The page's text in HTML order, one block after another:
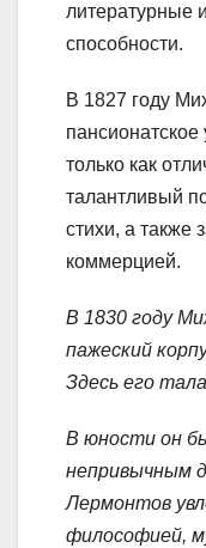
литературные
способности.
В 1827 году
только как
талантливый
стихи, а также
коммерцией.
В 1830 году
пажеский
Здесь его
В юности он
непривычным
Лермонтов
философией,